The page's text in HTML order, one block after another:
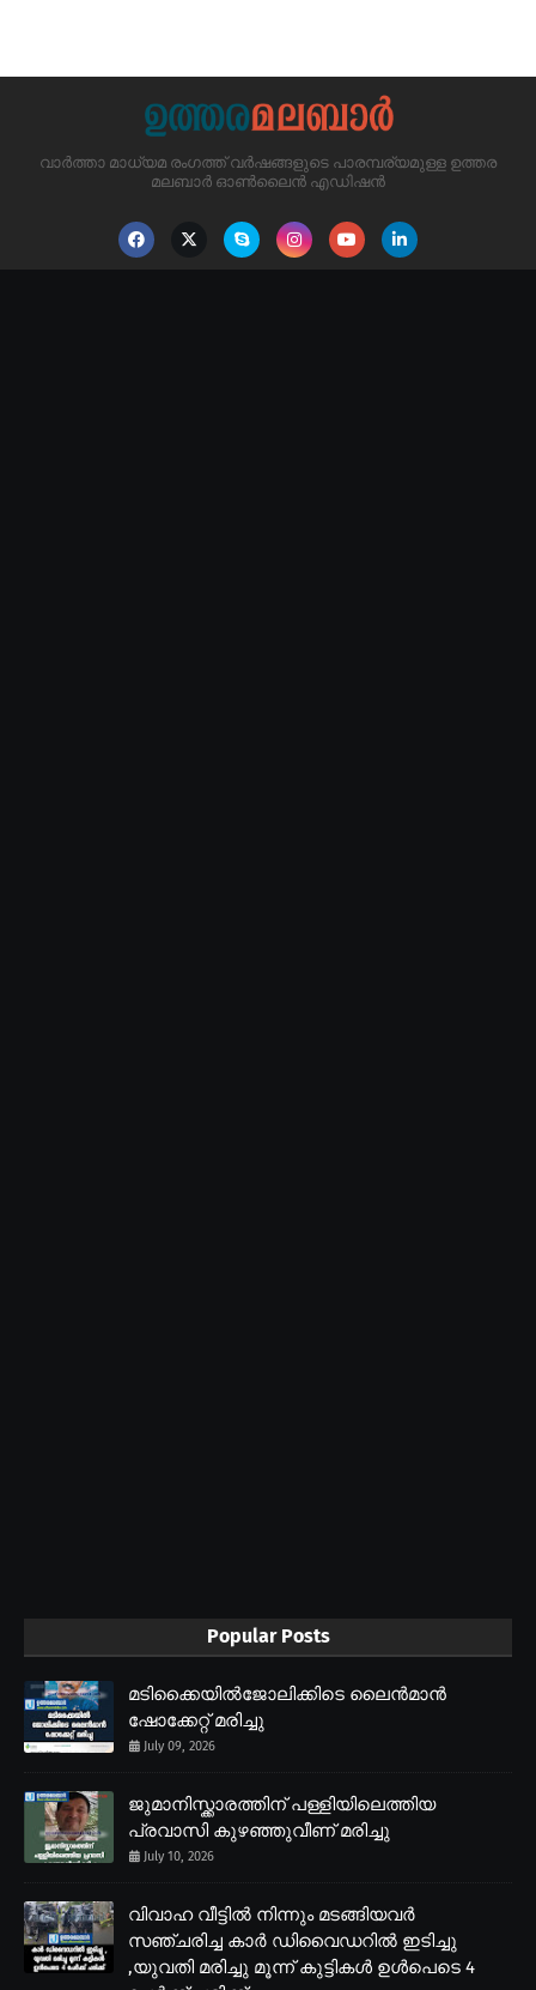
വാർത്താ മാധ്യമ രംഗത്ത് വർഷങ്ങളുടെ പാരമ്പര്യമുള്ള ഉത്തര
മലബാർ ഓൺലൈൻ എഡിഷൻ
Popular Posts
മടിക്കൈയിൽജോലിക്കിടെ ലൈൻമാൻ
ഷോക്കേറ്റ് മരിച്ചു
July 09, 2026
ജുമാനിസ്ക്കാരത്തിന് പള്ളിയിലെത്തിയ
പ്രവാസി കുഴഞ്ഞുവീണ് മരിച്ചു
July 10, 2026
വിവാഹ വീട്ടിൽ നിന്നും മടങ്ങിയവർ
സഞ്ചരിച്ച കാർ ഡിവൈഡറിൽ ഇടിച്ചു
,യുവതി മരിച്ചു മൂന്ന് കുട്ടികൾ ഉൾപെടെ 4